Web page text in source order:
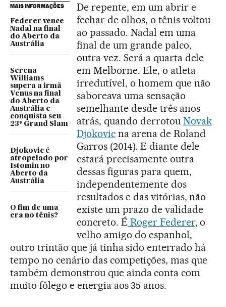
MAIS INFORMAÇÕES
Federer vence
Nadal na final
do Aberto da
Austrália
Serena
Williams
supera a irmã
Venus na final
do Aberto da
Austrália e
conquista seu
23º Grand Slam
Djokovic é
atropelado por
Istomin no
Aberto da
Austrália
O fim de uma
era no tênis?
De repente, em um abrir e
fechar de olhos, o tênis voltou
ao passado. Nadal em uma
final de um grande palco,
outra vez. Será a quarta dele
em Melborne. Ele, o atleta
irredutível, o homem que não
saboreava uma sensação
semelhante desde três anos
atrás, quando derrotou Novak
Djokovicna arena de Roland
Garros (2014). E diante dele
estará precisamente outra
dessas figuras para quem,
independentemente dos
resultados e das vitórias, não
existe um prazo de validade
concreto. É Roger Federer, o
velho amigo do espanhol,
outro trintão que já tinha sido enterrado há
tempo no cenário das competições, mas que
também demonstrou que ainda conta com
muito fôlego e energia aos 35 anos.